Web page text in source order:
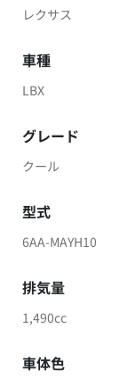
レクサス
車種
LBX
グレード
クール
型式
6AA-MAYH10
排気量
1,490cc
車体色